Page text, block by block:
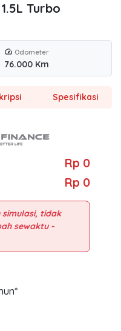
Turbo
Odometer
76.000 Km
Spesifikasi
Rp 0
Rp 0
simulasi, tidak
sewaktu -